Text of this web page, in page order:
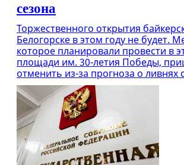
сезона
Торжественного открытия
Белогорске в этом году не будет.
которое планировали провести в
площади им. 30-летия Победы,
отменить из-за прогноза о ливнях